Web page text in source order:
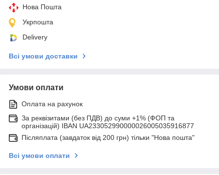
Нова Пошта
Укрпошта
Delivery
Всі умови доставки
Умови оплати
Оплата на рахунок
За реквізитами (без ПДВ) до суми +1% (ФОП та
організацій) IBAN UA233052990000026005035916877
Післяплата (завдаток від 200 грн) тільки "Нова пошта"
Всі умови оплати